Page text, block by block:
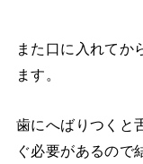
また口に入れてか
ます。
歯にへばりつくと
ぐ必要があるので